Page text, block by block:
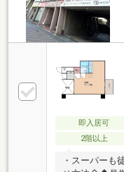
即入居可
2階以上
・スーパーも